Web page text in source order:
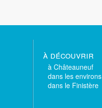
à découvrir
à Châteauneuf
dans les environs
dans le Finistère